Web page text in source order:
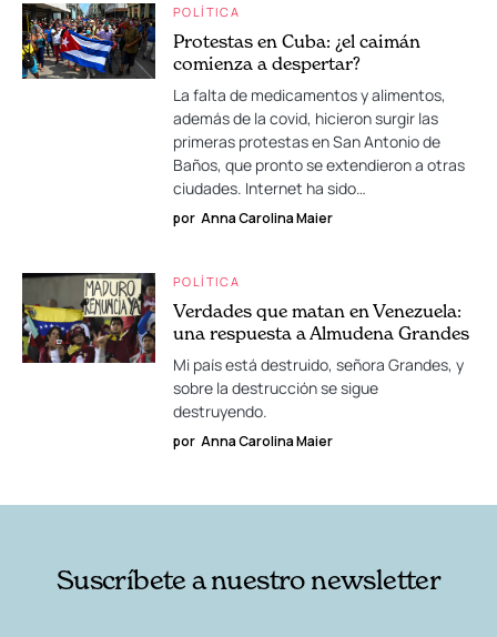
POLÍTICA
Protestas en Cuba: ¿el caimán
comienza a despertar?
La falta de medicamentos y alimentos,
además de la covid, hicieron surgir las
primeras protestas en San Antonio de
Baños, que pronto se extendieron a otras
ciudades. Internet ha sido…
por Anna Carolina Maier
POLÍTICA
Verdades que matan en Venezuela:
una respuesta a Almudena Grandes
Mi país está destruido, señora Grandes, y
sobre la destrucción se sigue
destruyendo.
por Anna Carolina Maier
Suscríbete a nuestro newsletter